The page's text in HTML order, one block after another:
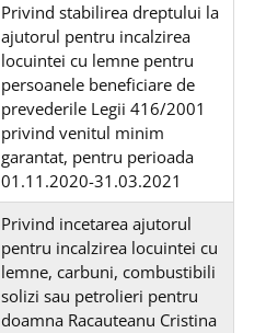
Privind stabilirea dreptului la
ajutorul pentru incalzirea
locuintei cu lemne pentru
persoanele beneficiare de
prevederile Legii 416/2001
privind venitul minim
garantat, pentru perioada
01.11.2020-31.03.2021
Privind incetarea ajutorul
pentru incalzirea locuintei cu
lemne, carbuni, combustibili
solizi sau petrolieri pentru
doamna Racauteanu Cristina